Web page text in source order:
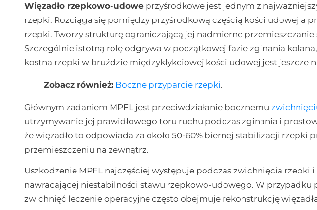
Więzadło rzepkowo-udowe przyśrodkowe jest jednym z
rzepki. Rozciąga się pomiędzy przyśrodkową częścią kości udowej a
rzepki. Tworzy strukturę ograniczającą jej nadmierne
Szczególnie istotną rolę odgrywa w początkowej fazie zginania
kostna rzepki w bruździe międzykłykciowej kości udowej jest jeszcze
Zobacz również: Boczne przyparcie rzepki.
Głównym zadaniem MPFL jest przeciwdziałanie bocznemu
utrzymywanie jej prawidłowego toru ruchu podczas zginania i
że więzadło to odpowiada za około 50-60% biernej stabilizacji rzepki
przemieszczeniu na zewnątrz.
Uszkodzenie MPFL najczęściej występuje podczas zwichnięcia rzepki
nawracającej niestabilności stawu rzepkowo-udowego. W przypadku
zwichnięć leczenie operacyjne często obejmuje rekonstrukcję